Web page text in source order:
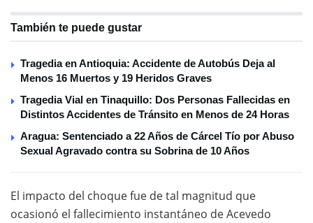
También te puede gustar
Tragedia en Antioquia: Accidente de Autobús Deja al
Menos 16 Muertos y 19 Heridos Graves
Tragedia Vial en Tinaquillo: Dos Personas Fallecidas en
Distintos Accidentes de Tránsito en Menos de 24 Horas
Aragua: Sentenciado a 22 Años de Cárcel Tío por Abuso
Sexual Agravado contra su Sobrina de 10 Años
El impacto del choque fue de tal magnitud que
ocasionó el fallecimiento instantáneo de Acevedo